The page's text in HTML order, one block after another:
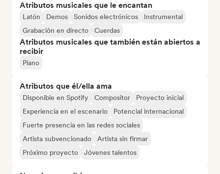
Atributos musicales que le encantan
Latón Demos Sonidos electrónicos
Instrumental
Grabación en directo
Cuerdas
Atributos musicales que también están abiertos a
recibir
Piano
Atributos que él/ella ama
Disponible en Spotify Compositor
Proyecto inicial
Experiencia en el escenario
Potencial internacional
Fuerte presencia en las redes sociales
Artista subvencionado
Artista sin firmar
Próximo proyecto
Jóvenes talentos